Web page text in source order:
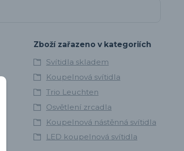
Zboží zařazeno v kategoriích
Svítidla skladem
Koupelnová svítidla
Trio Leuchten
Osvětlení zrcadla
Koupelnová nástěnná svítidla
LED koupelnová svítidla